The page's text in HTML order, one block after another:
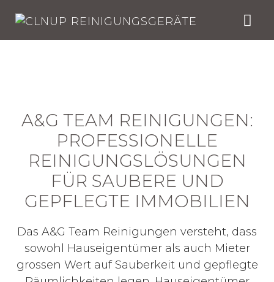
content
A&G TEAM REINIGUNGEN:
PROFESSIONELLE
REINIGUNGSLÖSUNGEN
FÜR SAUBERE UND
GEPFLEGTE IMMOBILIEN
Das A&G Team Reinigungen versteht, dass
sowohl Hauseigentümer als auch Mieter
grossen Wert auf Sauberkeit und gepflegte